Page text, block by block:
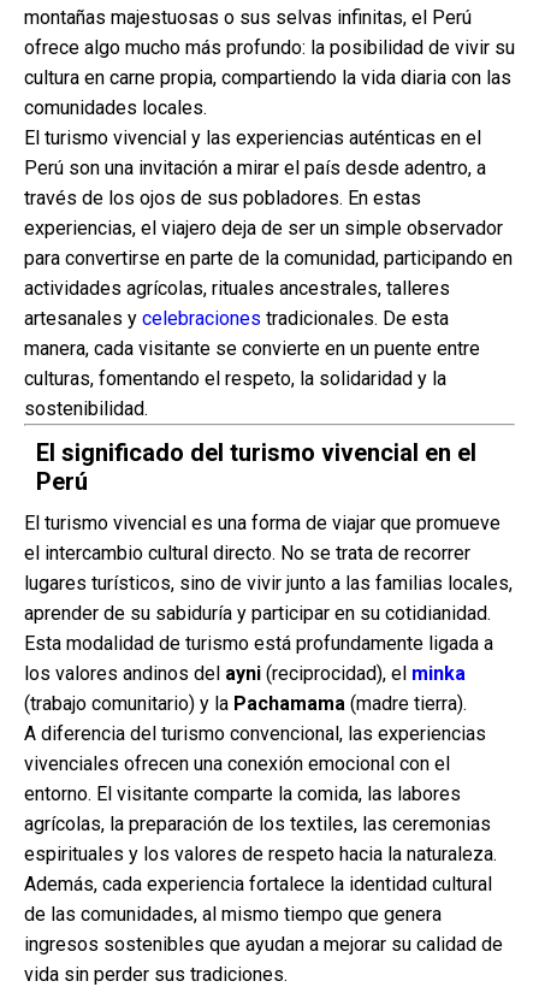
montañas majestuosas o sus selvas infinitas, el Perú
ofrece algo mucho más profundo: la posibilidad de vivir su
cultura en carne propia, compartiendo la vida diaria con las
comunidades locales.
El turismo vivencial y las experiencias auténticas en el
Perú son una invitación a mirar el país desde adentro, a
través de los ojos de sus pobladores. En estas
experiencias, el viajero deja de ser un simple observador
para convertirse en parte de la comunidad, participando en
actividades agrícolas, rituales ancestrales, talleres
artesanales y celebraciones tradicionales. De esta
manera, cada visitante se convierte en un puente entre
culturas, fomentando el respeto, la solidaridad y la
sostenibilidad.
El significado del turismo vivencial en el
Perú
El turismo vivencial es una forma de viajar que promueve
el intercambio cultural directo. No se trata de recorrer
lugares turísticos, sino de vivir junto a las familias locales,
aprender de su sabiduría y participar en su cotidianidad.
Esta modalidad de turismo está profundamente ligada a
los valores andinos del ayni (reciprocidad), el minka
(trabajo comunitario) y la Pachamama (madre tierra).
A diferencia del turismo convencional, las experiencias
vivenciales ofrecen una conexión emocional con el
entorno. El visitante comparte la comida, las labores
agrícolas, la preparación de los textiles, las ceremonias
espirituales y los valores de respeto hacia la naturaleza.
Además, cada experiencia fortalece la identidad cultural
de las comunidades, al mismo tiempo que genera
ingresos sostenibles que ayudan a mejorar su calidad de
vida sin perder sus tradiciones.